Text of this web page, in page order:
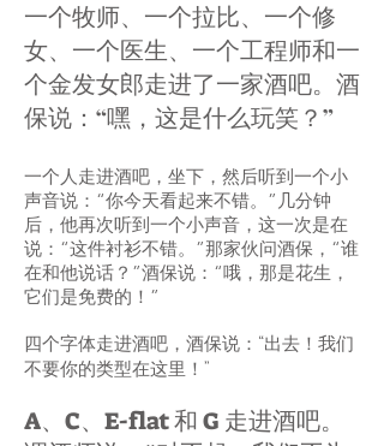
一个牧师、一个拉比、一个修
女、一个医生、一个工程师和一
个金发女郎走进了一家酒吧。酒
保说：“嘿，这是什么玩笑？”
一个人走进酒吧，坐下，然后听到一个小
声音说：“你今天看起来不错。”几分钟
后，他再次听到一个小声音，这一次是在
说：“这件衬衫不错。”那家伙问酒保，“谁
在和他说话？”酒保说：“哦，那是花生，
它们是免费的！”
四个字体走进酒吧，酒保说：“出去！我们
不要你的类型在这里！”
A、C、E-flat 和 G 走进酒吧。